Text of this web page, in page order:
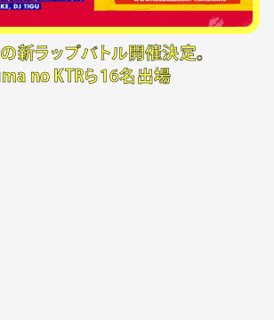
新ラップバトル開催決定。
no KTRら16名出場